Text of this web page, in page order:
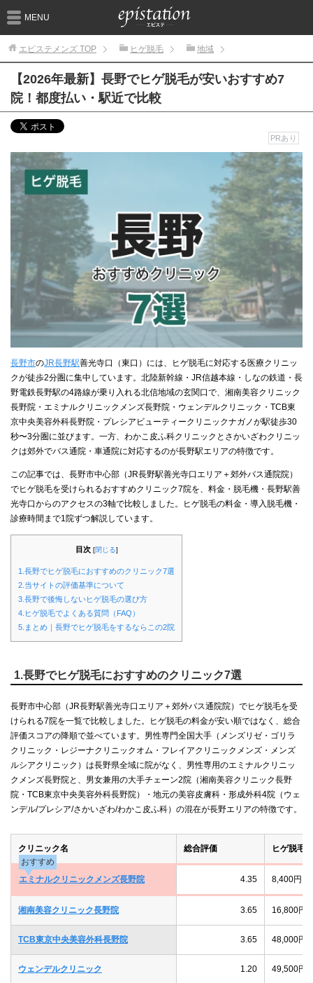
MENU
エピステメンズ TOP ヒゲ脱毛 地域
【2026年最新】長野でヒゲ脱毛が安いおすすめ7
院！都度払い・駅近で比較
PRあり
長野市のJR長野駅善光寺口（東口）には、ヒゲ脱毛に対応する医療クリニッ
クが徒歩2分圏に集中しています。北陸新幹線・JR信越本線・しなの鉄道・長
野電鉄長野駅の4路線が乗り入れる北信地域の玄関口で、湘南美容クリニック
長野院・エミナルクリニックメンズ長野院・ウェンデルクリニック・TCB東
京中央美容外科長野院・プレシアビューティークリニックナガノが駅徒歩30
秒〜3分圏に並びます。一方、わかこ皮ふ科クリニックとさかいざわクリニッ
クは郊外でバス通院・車通院に対応するのが長野駅エリアの特徴です。
この記事では、長野市中心部（JR長野駅善光寺口エリア＋郊外バス通院院）
でヒゲ脱毛を受けられるおすすめクリニック7院を、料金・脱毛機・長野駅善
光寺口からのアクセスの3軸で比較しました。ヒゲ脱毛の料金・導入脱毛機・
診療時間まで1院ずつ解説しています。
目次 [閉じる]
1.長野でヒゲ脱毛におすすめのクリニック7選
2.当サイトの評価基準について
3.長野で後悔しないヒゲ脱毛の選び方
4.ヒゲ脱毛でよくある質問（FAQ）
5.まとめ｜長野でヒゲ脱毛をするならこの2院
1.長野でヒゲ脱毛におすすめのクリニック7選
長野市中心部（JR長野駅善光寺口エリア＋郊外バス通院院）でヒゲ脱毛を受
けられる7院を一覧で比較しました。ヒゲ脱毛の料金が安い順ではなく、総合
評価スコアの降順で並べています。男性専門全国大手（メンズリゼ・ゴリラ
クリニック・レジーナクリニックオム・フレイアクリニックメンズ・メンズ
ルシアクリニック）は長野県全域に院がなく、男性専用のエミナルクリニッ
クメンズ長野院と、男女兼用の大手チェーン2院（湘南美容クリニック長野
院・TCB東京中央美容外科長野院）・地元の美容皮膚科・形成外科4院（ウェ
ンデル/プレシア/さかいざわ/わかこ皮ふ科）の混在が長野エリアの特徴です。
クリニック名 総合評価
ヒゲ脱毛
おすすめ
エミナルクリニックメンズ長野院
4.35 8,400円／
湘南美容クリニック長野院 3.65 16,800円
TCB東京中央美容外科長野院 3.65 48,000円
ウェンデルクリニック 1.20 49,500円